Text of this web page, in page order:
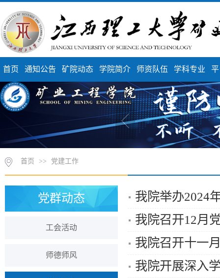
首页 通知公告 矿院动态 学院简介 师资队伍 学科专业
首页 >> 党建工作
党群动态
工会活动
师德师风
我院举办2024
我院召开12月
我院召开十一
我院开展深入